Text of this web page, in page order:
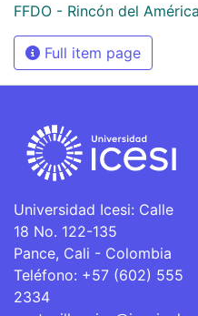
FFDO - Rincón del
Full item page
Universidad Icesi: Calle
18 No. 122-135
Pance, Cali - Colombia
Teléfono: +57 (602) 555
2334